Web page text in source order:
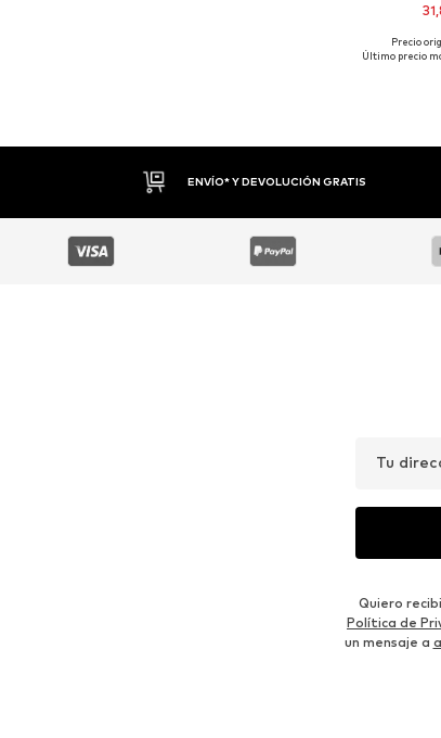
Tallas
Precio
Último precio
DEVOLUCIONES HASTA 30 DÍAS
Tu
Quiero
Política de
un mensaje a